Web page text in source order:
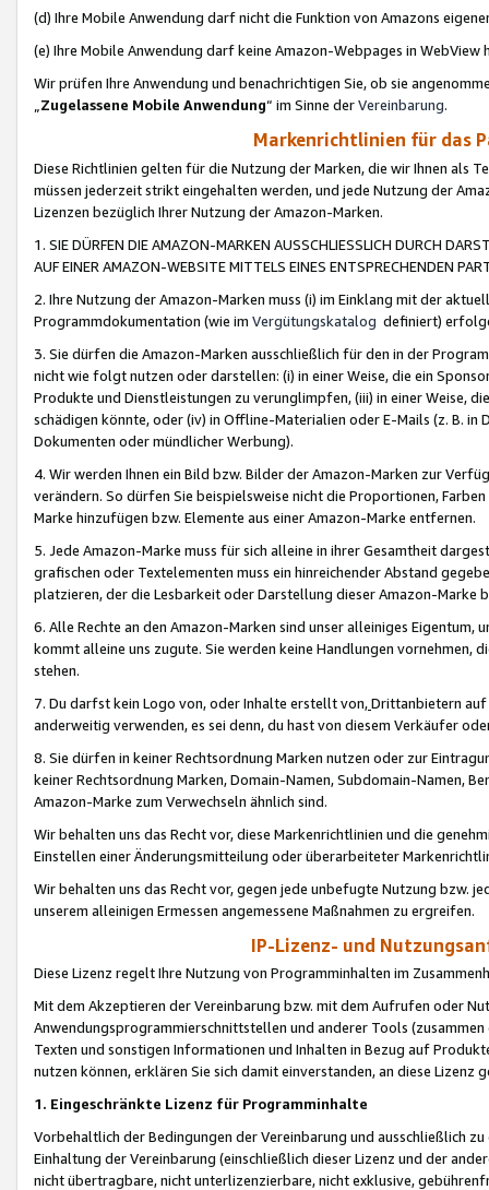
(d) Ihre Mobile Anwendung darf nicht die Funktion von Amazons
(e) Ihre Mobile Anwendung darf keine Amazon-Webpages in WebView
Wir prüfen Ihre Anwendung und benachrichtigen Sie, ob sie
„Zugelassene Mobile Anwendung“ im Sinne derVereinbarung.
Markenrichtlinien für das
Diese Richtlinien gelten für die Nutzung der Marken, die wir Ihnen als
müssen jederzeit strikt eingehalten werden, und jede Nutzung der
Lizenzen bezüglich Ihrer Nutzung der Amazon-Marken.
1. SIE DÜRFEN DIE AMAZON-MARKEN AUSSCHLIESSLICH DURCH
AUF EINER AMAZON-WEBSITE MITTELS EINES ENTSPRECHENDEN
2. Ihre Nutzung der Amazon-Marken muss (i) im Einklang mit der
Programmdokumentation (wie im Vergütungskatalog definiert)
3. Sie dürfen die Amazon-Marken ausschließlich für den in der
nicht wie folgt nutzen oder darstellen: (i) in einer Weise, die ein
Produkte und Dienstleistungen zu verunglimpfen, (iii) in einer Weise,
schädigen könnte, oder (iv) in Offline-Materialien oder E-Mails (z. B. in
Dokumenten oder mündlicher Werbung).
4. Wir werden Ihnen ein Bild bzw. Bilder der Amazon-Marken zur
verändern. So dürfen Sie beispielsweise nicht die Proportionen,
Marke hinzufügen bzw. Elemente aus einer Amazon-Marke entfernen.
5. Jede Amazon-Marke muss für sich alleine in ihrer Gesamtheit
grafischen oder Textelementen muss ein hinreichender Abstand
platzieren, der die Lesbarkeit oder Darstellung dieser Amazon-Marke
6. Alle Rechte an den Amazon-Marken sind unser alleiniges
kommt alleine uns zugute. Sie werden keine Handlungen vornehmen,
stehen.
7. Du darfst kein Logo von, oder Inhalte erstellt von,Drittanbietern auf
anderweitig verwenden, es sei denn, du hast von diesem Verkäufer
8. Sie dürfen in keiner Rechtsordnung Marken nutzen oder zur
keiner Rechtsordnung Marken, Domain-Namen, Subdomain-Namen,
Amazon-Marke zum Verwechseln ähnlich sind.
Wir behalten uns das Recht vor, diese Markenrichtlinien und die
Einstellen einer Änderungsmitteilung oder überarbeiteter
Wir behalten uns das Recht vor, gegen jede unbefugte Nutzung bzw.
unserem alleinigen Ermessen angemessene Maßnahmen zu ergreifen.
IP-Lizenz- und
Diese Lizenz regelt Ihre Nutzung von Programminhalten im
Mit dem Akzeptieren der Vereinbarung bzw. mit dem Aufrufen oder
Anwendungsprogrammierschnittstellen und anderer Tools (zusammen
Texten und sonstigen Informationen und Inhalten in Bezug auf
nutzen können, erklären Sie sich damit einverstanden, an diese Lizenz
1. Eingeschränkte Lizenz für Programminhalte
Vorbehaltlich der Bedingungen der Vereinbarung und ausschließlich
Einhaltung der Vereinbarung (einschließlich dieser Lizenz und der
nicht übertragbare, nicht unterlizenzierbare, nicht exklusive,